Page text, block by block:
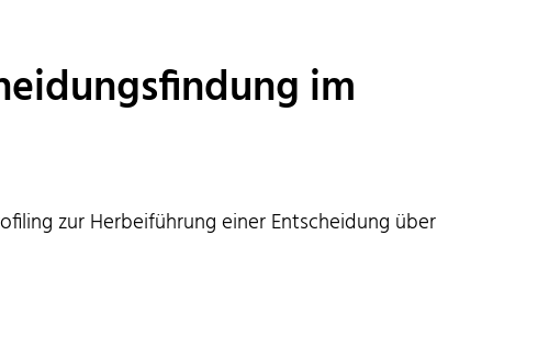
im
zur Herbeiführung einer Entscheidung über